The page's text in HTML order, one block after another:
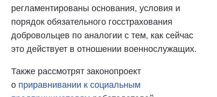
регламентированы основания, условия и
порядок обязательного госстрахования
добровольцев по аналогии с тем, как сейчас
это действует в отношении военнослужащих.
Также рассмотрят законопроект
о приравнивании к социальным